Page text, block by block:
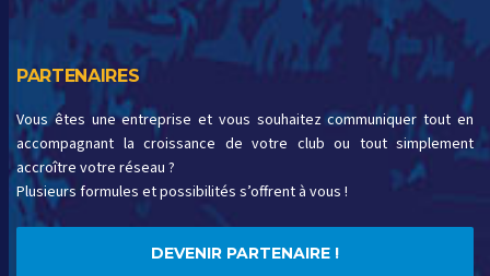
PARTENAIRES
Vous êtes une entreprise et vous souhaitez communiquer tout en
accompagnant la croissance de votre club ou tout simplement
accroître votre réseau ?
Plusieurs formules et possibilités s’offrent à vous !
DEVENIR PARTENAIRE !